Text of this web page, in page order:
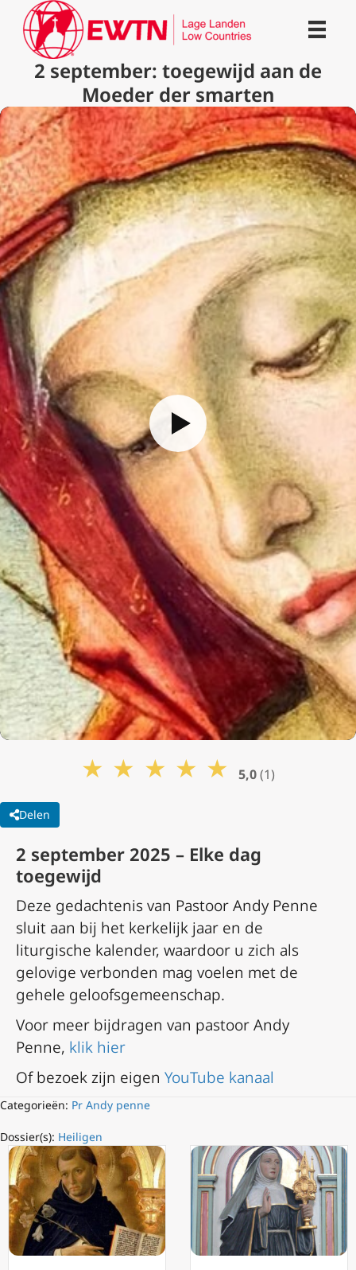
2 september: toegewijd aan de
Moeder der smarten
★ ★ ★ ★ ★ 5,0(1)
Delen
2 september 2025 – Elke dag
toegewijd
Deze gedachtenis van Pastoor Andy Penne
sluit aan bij het kerkelijk jaar en de
liturgische kalender, waardoor u zich als
gelovige verbonden mag voelen met de
gehele geloofsgemeenschap.
Voor meer bijdragen van pastoor Andy
Penne, klik hier
Of bezoek zijn eigen YouTube kanaal
Categorieën: Pr Andy penne
Dossier(s): Heiligen